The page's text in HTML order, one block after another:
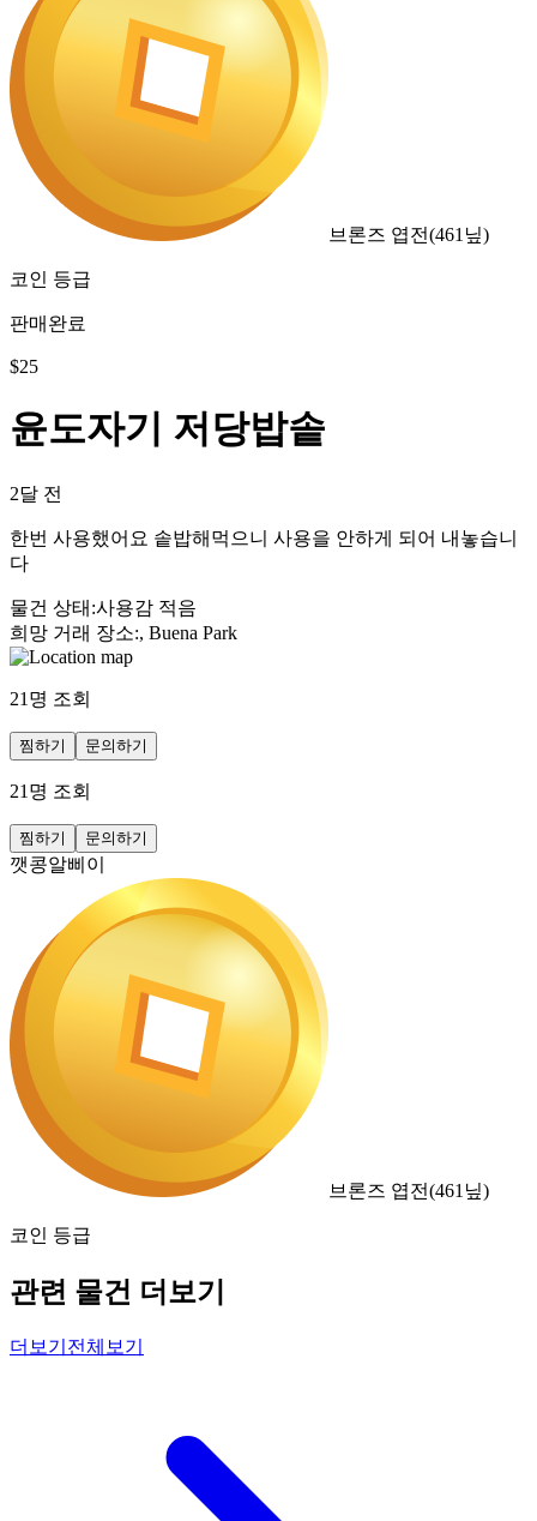
브론즈 엽전(461 닢)
코인 등급
판매완료
$25
윤도자기 저당밥솥
2달 전
한번 사용했어요 솥밥해먹으니 사용을 안하게 되어 내놓습니
다
물건 상태 :사용감 적음
희망 거래 장소:, Buena Park
21 명 조회
찜하기 문의하기
21 명 조회
찜하기 문의하기
깻콩알삐이
브론즈 엽전(461 닢)
코인 등급
관련 물건 더보기
더보기 전체보기